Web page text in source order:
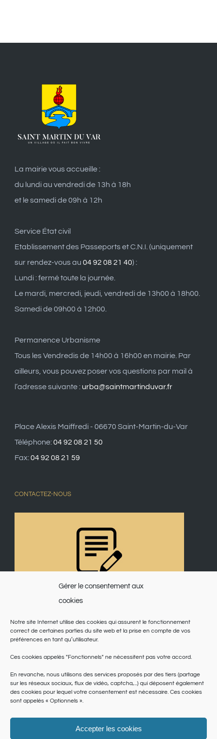
Gérer le consentement aux
cookies
Notre site Internet utilise des cookies qui assurent le fonctionnement
correct de certaines parties du site web et la prise en compte de vos
préférences en tant qu’utilisateur.
Ces cookies appelés "Fonctionnels" ne nécessitent pas votre accord.
En revanche, nous utilisons des services proposés par des tiers (partage
sur les réseaux sociaux, flux de vidéo, captcha,...) qui déposent également
des cookies pour lequel votre consentement est nécessaire. Ces cookies
sont appelés « Optionnels ».
Accepter les cookies
La mairie vous accueille :
du lundi au vendredi de 13h à 18h
et le samedi de 09h à 12h
Service État civil
Etablissement des Passeports et C.N.I. (uniquement
sur rendez-vous au 04 92 08 21 40) :
Lundi : fermé toute la journée.
Le mardi, mercredi, jeudi, vendredi de 13h00 à 18h00.
Samedi de 09h00 à 12h00.
Permanence Urbanisme
Tous les Vendredis de 14h00 à 16h00 en mairie. Par
ailleurs, vous pouvez poser vos questions par mail à
l’adresse suivante : urba@saintmartinduvar.fr
Place Alexis Maiffredi - 06670 Saint-Martin-du-Var
Téléphone:04 92 08 21 50
Fax:04 92 08 21 59
CONTACTEZ-NOUS